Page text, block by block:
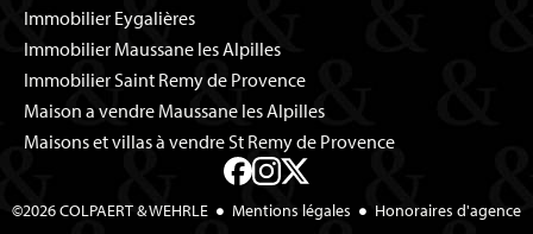
Immobilier Eygalières
Immobilier Maussane les Alpilles
Immobilier Saint Remy de Provence
Maison a vendre Maussane les Alpilles
Maisons et villas à vendre St Remy de Provence
©2026 COLPAERT & WEHRLE Mentions légales
Honoraires d'agence